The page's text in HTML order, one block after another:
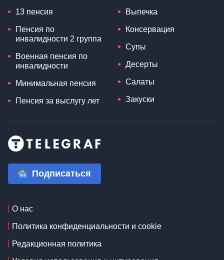
13 пенсия
Пенсия по
инвалидности 2 группа
Военная пенсия по
инвалидности
Минимальная пенсия
Пенсия за выслугу лет
Выпечка
Консервация
Супы
Десерты
Салаты
Закуски
Подписаться
О нас
Политика конфиденциальности и cookie
Редакционная политика